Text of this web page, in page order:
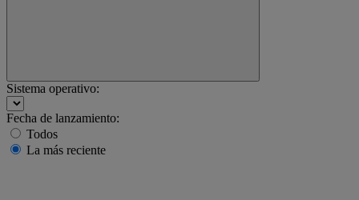
Sistema operativo:
Fecha de lanzamiento:
Todos
La más reciente